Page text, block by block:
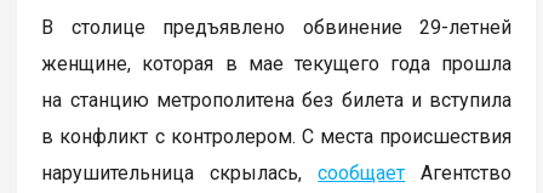
В столице предъявлено обвинение 29-летней
женщине, которая в мае текущего года прошла
на станцию метрополитена без билета и вступила
в конфликт с контролером. С места происшествия
нарушительница скрылась,сообщает Агентство